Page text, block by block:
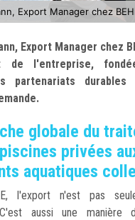
Export Manager chez
Export Manager chez
de l'entreprise,
partenariats
globale du
privées
aquatiques
l'export n'est pas
aussi une manière